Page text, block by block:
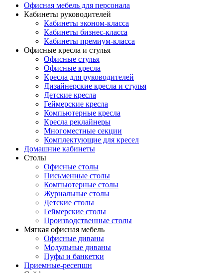
Офисная мебель для персонала
Кабинеты руководителей
Кабинеты эконом-класса
Кабинеты бизнес-класса
Кабинеты премиум-класса
Офисные кресла и стулья
Офисные стулья
Офисные кресла
Кресла для руководителей
Дизайнерские кресла и стулья
Детские кресла
Геймерские кресла
Компьютерные кресла
Кресла реклайнеры
Многоместные секции
Комплектующие для кресел
Домашние кабинеты
Столы
Офисные столы
Письменные столы
Компьютерные столы
Журнальные столы
Детские столы
Геймерские столы
Производственные столы
Мягкая офисная мебель
Офисные диваны
Модульные диваны
Пуфы и банкетки
Приемные-ресепшн